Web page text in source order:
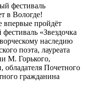
впервые пройдёт
«Звездочка
наследию
поэта, лауреата
М. Горького,
Почетного
гражданина